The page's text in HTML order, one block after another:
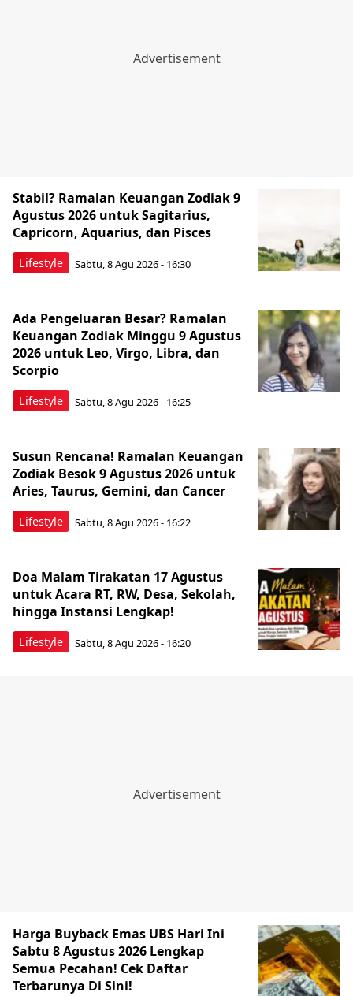
Lifestyle
Stabil? Ramalan Keuangan Zodiak 9
Agustus 2026 untuk Sagitarius,
Capricorn, Aquarius, dan Pisces
Sabtu, 8 Agu 2026 - 16:30
Lifestyle
Ada Pengeluaran Besar? Ramalan
Keuangan Zodiak Minggu 9 Agustus
2026 untuk Leo, Virgo, Libra, dan
Scorpio
Sabtu, 8 Agu 2026 - 16:25
Lifestyle
Susun Rencana! Ramalan Keuangan
Zodiak Besok 9 Agustus 2026 untuk
Aries, Taurus, Gemini, dan Cancer
Sabtu, 8 Agu 2026 - 16:22
Lifestyle
Doa Malam Tirakatan 17 Agustus
untuk Acara RT, RW, Desa, Sekolah,
hingga Instansi Lengkap!
Sabtu, 8 Agu 2026 - 16:20
Harga Buyback Emas UBS Hari Ini
Sabtu 8 Agustus 2026 Lengkap
Semua Pecahan! Cek Daftar
Terbarunya Di Sini!